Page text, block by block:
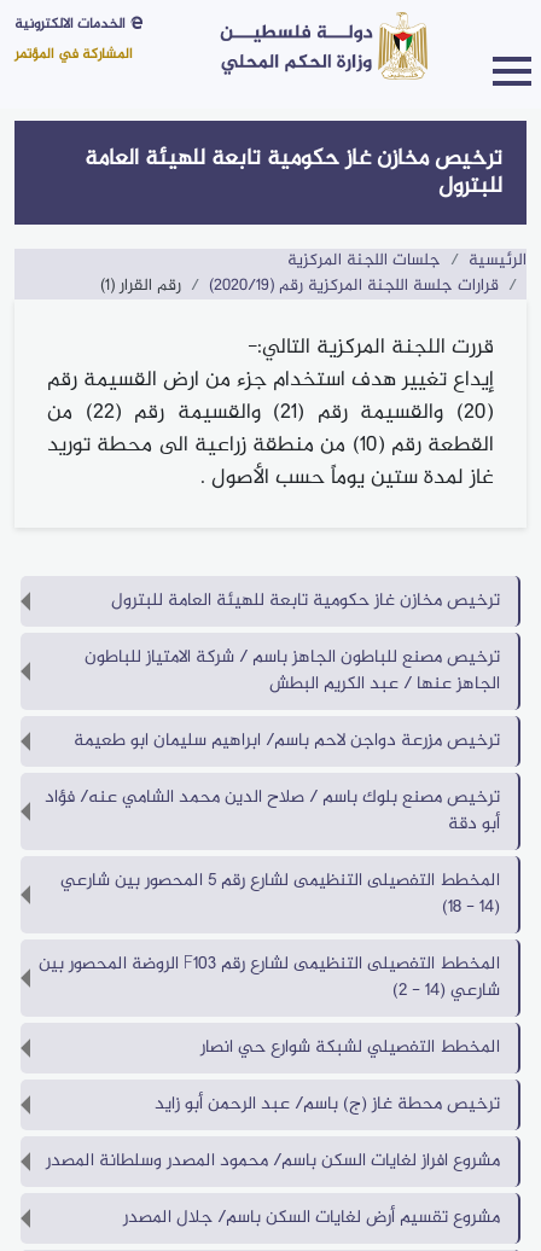
الخدمات الالكترونية
المشاركة في المؤتمر
الرؤية
والرسالة
و
الأهداف
نبذة
كلمة
الوكيل
الهيكل
التنظيمي
التوجيهية
للسياسات
والتخطيط
أخبار
فعاليات
مكتبة
الفيديو
الانفوجرافيك
معرض
الخطط
الاستراتيجية
ترخيص مخازن غاز حكومية تابعة للهيئة العامة
للبترول
الرئيسية
جلسات اللجنة المركزية
قرارات جلسة اللجنة المركزية رقم (2020/19)
رقم القرار (1)
قررت اللجنة المركزية التالي:-
إيداع تغيير هدف استخدام جزء من ارض القسيمة رقم
(20) والقسيمة رقم (21) والقسيمة رقم (22) من
القطعة رقم (10) من منطقة زراعية الى محطة توريد
غاز لمدة ستين يوماً حسب الأصول .
ترخيص مخازن غاز حكومية تابعة للهيئة العامة للبترول
ترخيص مصنع للباطون الجاهز باسم / شركة الامتياز للباطون
الجاهز عنها / عبد الكريم البطش
ترخيص مزرعة دواجن لاحم باسم/ ابراهيم سليمان ابو طعيمة
ترخيص مصنع بلوك باسم / صلاح الدين محمد الشامي عنه/ فؤاد
أبو دقة
المخطط التفصيلى التنظيمى لشارع رقم 5 المحصور بين شارعي
(14 - 18)
المخطط التفصيلى التنظيمى لشارع رقم F103 الروضة المحصور بين
شارعي (14 - 2)
المخطط التفصيلي لشبكة شوارع حي انصار
ترخيص محطة غاز (ج) باسم/ عبد الرحمن أبو زايد
مشروع افراز لغايات السكن باسم/ محمود المصدر وسلطانة المصدر
مشروع تقسيم أرض لغايات السكن باسم/ جلال المصدر